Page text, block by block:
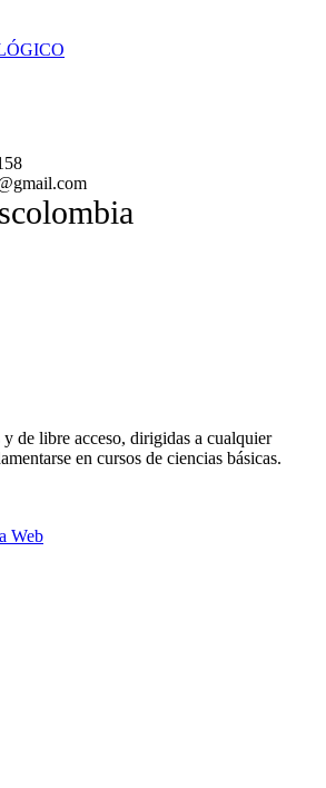
de libre acceso, dirigidas a cualquier
en cursos de ciencias básicas.
Web